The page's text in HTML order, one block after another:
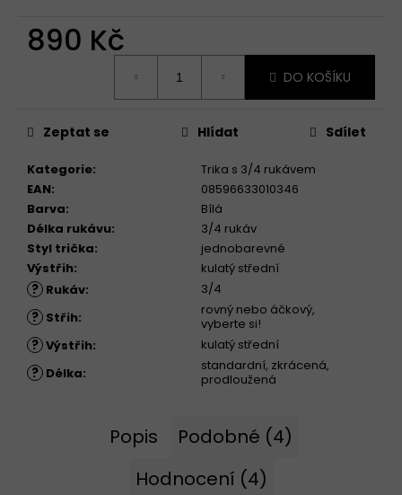
890 Kč
DO KOŠÍKU
Kategorie:
Trika s 3/4 rukávem
EAN:
08596633010346
Barva:
Bílá
Délka rukávu:
3/4 rukáv
Styl trička:
jednobarevné
Výstřih: kulatý střední
? Rukáv: 3/4
? Střih:
rovný nebo áčkový,
vyberte si!
? Výstřih: kulatý střední
? Délka:
standardní, zkrácená,
prodloužená
Zeptat se Hlídat Sdílet
Popis
Podobné (4)
Hodnocení (4)